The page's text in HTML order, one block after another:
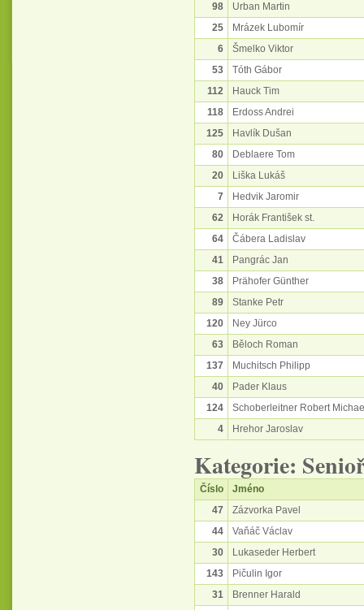
98
Urban Martin
25
Mrázek Lubomír
6
Šmelko Viktor
53
Tóth Gábor
112
Hauck Tim
118
Erdoss Andrei
125
Havlík Dušan
80
Deblaere Tom
20
Liška Lukáš
7
Hedvik Jaromir
62
Horák František st.
64
Čábera Ladislav
41
Pangrác Jan
38
Prähofer Günther
89
Stanke Petr
120
Ney Jürco
63
Běloch Roman
137
Muchitsch Philipp
40
Pader Klaus
124
Schoberleitner Robert
4
Hrehor Jaroslav
Kategorie:
Číslo
Jméno
47
Zázvorka Pavel
44
Vaňáč Václav
30
Lukaseder Herbert
143
Pičulin Igor
31
Brenner Harald